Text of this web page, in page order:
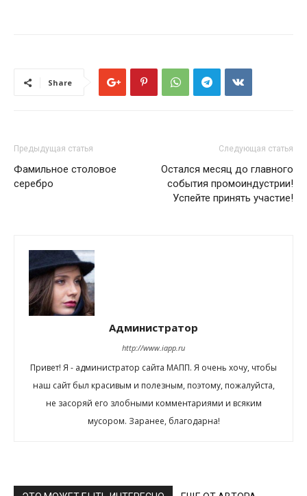
Share
Предыдущая статья
Фамильное столовое
серебро
Следующая статья
Остался месяц до главного
события промоиндустрии!
Успейте принять участие!
Администратор
http://www.iapp.ru
Привет! Я - администратор сайта МАПП. Я очень хочу, чтобы
наш сайт был красивым и полезным, поэтому, пожалуйста,
не засоряй его злобными комментариями и всяким
мусором. Заранее, благодарна!